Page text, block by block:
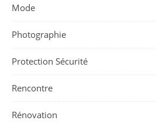
Mode
Photographie
Protection Sécurité
Rencontre
Rénovation